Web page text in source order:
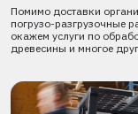
Помимо доставки
погрузо-разгрузочные
окажем услуги по
древесины и многое